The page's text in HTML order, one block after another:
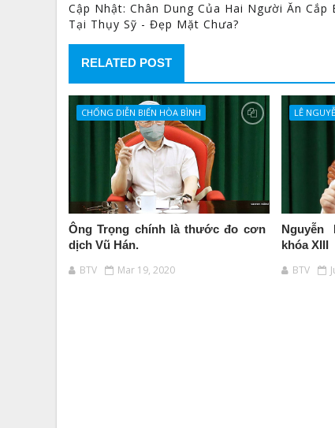
Cập Nhật: Chân Dung Của Hai Người Ăn Cắp
Tại Thụy Sỹ - Đẹp Mặt Chưa?
RELATED POST
CHỐNG DIỄN BIẾN HÒA BÌNH
Ông Trọng chính là thước đo cơn
dịch Vũ Hán.
BTV
Mar 19, 2020
LÊ
khóa XIII
BTV